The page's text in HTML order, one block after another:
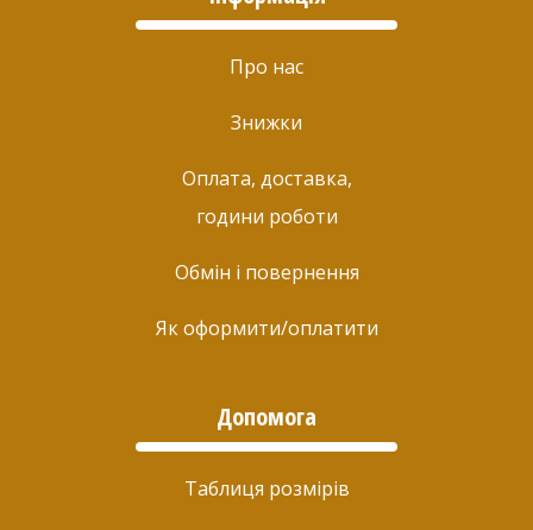
Про нас
Знижки
Оплата, доставка,
години роботи
Обмін і повернення
Як оформити/оплатити
Допомога
Таблиця розмірів